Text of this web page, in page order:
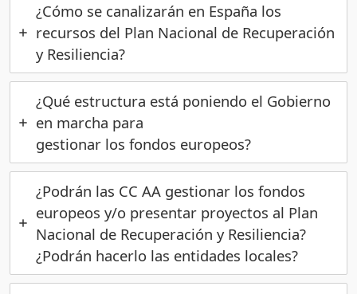
¿Cómo se canalizarán en España los
recursos del Plan Nacional de Recuperación
y Resiliencia?
¿Qué estructura está poniendo el Gobierno
en marcha para
gestionar los fondos europeos?
¿Podrán las CC AA gestionar los fondos
europeos y/o presentar proyectos al Plan
Nacional de Recuperación y Resiliencia?
¿Podrán hacerlo las entidades locales?